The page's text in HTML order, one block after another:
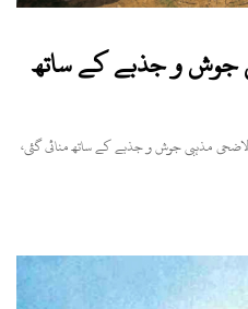
جوش و جذبے کے ساتھ
مذہبی جوش و جذبے کے ساتھ منائی گئی،